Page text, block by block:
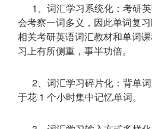
1、词汇学习系统化：考研
会考察一词多义，因此单词复
相关考研英语词汇教材和单词
习上有所侧重，事半功倍。
2、词汇学习碎片化：背单
于花 1 个小时集中记忆单词。